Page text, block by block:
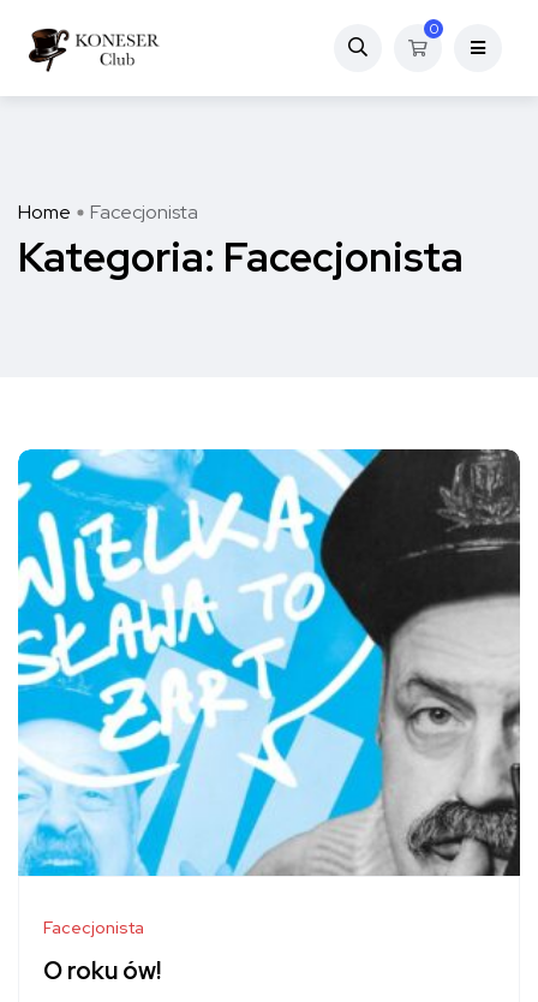
0
Home Facecjonista
Kategoria: Facecjonista
Facecjonista
O roku ów!